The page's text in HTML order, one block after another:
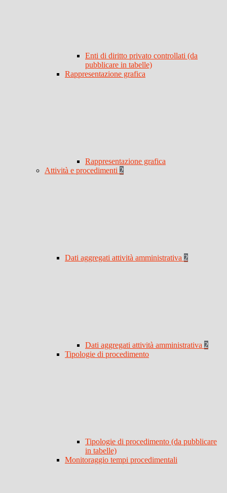
Enti di diritto privato controllati (da
pubblicare in tabelle)
Rappresentazione grafica
Rappresentazione grafica
Attività e procedimenti 2
Dati aggregati attività amministrativa 2
Dati aggregati attività amministrativa 2
Tipologie di procedimento
Tipologie di procedimento (da pubblicare
in tabelle)
Monitoraggio tempi procedimentali